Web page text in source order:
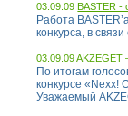
03.09.09 BASTER -
Работа
конкурса, в
03.09.09AKZEGET
По итогам
конкурсе
Уважаемый